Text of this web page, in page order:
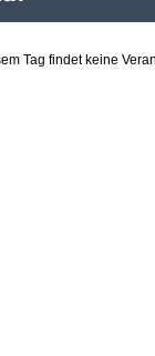
Tag findet keine